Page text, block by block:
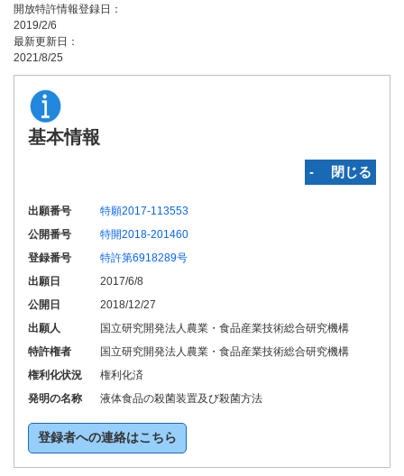
開放特許情報登録日：
2019/2/6
最新更新日：
2021/8/25
基本情報
‐ 閉じる
出願番号
特願2017-113553
公開番号
特開2018-201460
登録番号
特許第6918289号
出願日
2017/6/8
公開日
2018/12/27
出願人
国立研究開発法人農業・食品産業技術総合研究機構
特許権者
国立研究開発法人農業・食品産業技術総合研究機構
権利化状況
権利化済
発明の名称
液体食品の殺菌装置及び殺菌方法
登録者への連絡はこちら